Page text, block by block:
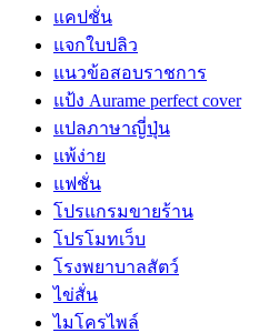
แคปชั่น
แจกใบปลิว
แนวข้อสอบราชการ
แป้ง Aurame perfect cover
แปลภาษาญี่ปุ่น
แพ้ง่าย
แฟชั่น
โปรแกรมขายร้าน
โปรโมทเว็บ
โรงพยาบาลสัตว์
ไข่สั่น
ไมโครไพล์